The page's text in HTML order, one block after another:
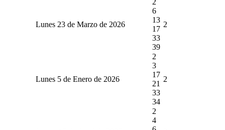
Lunes 23 de Marzo de 2026
6
13
17
33
39
2
Lunes 5 de Enero de 2026
2
3
17
21
33
34
2
2
4